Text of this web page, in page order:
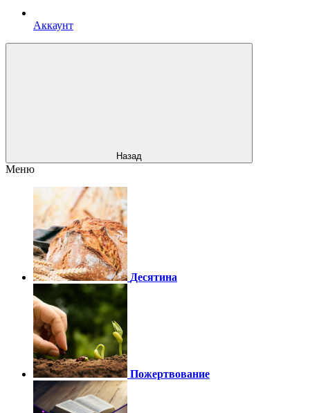
Аккаунт
Назад
Меню
Десятина
Пожертвование